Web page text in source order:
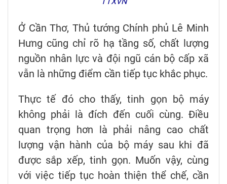
Ở Cần Thơ, Thủ tướng Chính phủ Lê Minh
Hưng cũng chỉ rõ hạ tầng số, chất lượng
nguồn nhân lực và đội ngũ cán bộ cấp xã
vẫn là những điểm cần tiếp tục khắc phục.
Thực tế đó cho thấy, tinh gọn bộ máy
không phải là đích đến cuối cùng. Điều
quan trọng hơn là phải nâng cao chất
lượng vận hành của bộ máy sau khi đã
được sắp xếp, tinh gọn. Muốn vậy, cùng
với việc tiếp tục hoàn thiện thể chế, cần